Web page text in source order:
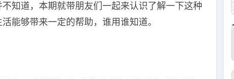
知道，本期就带朋友们一起来认识了解一下这种
能够带来一定的帮助，谁用谁知道。